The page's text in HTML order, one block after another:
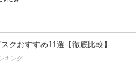
クおすすめ11選【徹底比較】
キング